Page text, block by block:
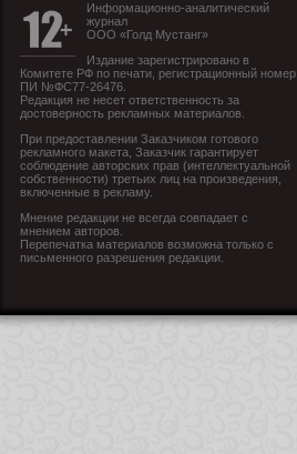
Информационно-аналитический
журнал
ООО «Голд Мустанг»
Издание зарегистрировано в
Комитете РФ по печати, регистрационный номер
ПИ №ФС77-26476.
Редакция не несет ответственность за
достоверность рекламных материалов.
При предоставлении Заказчиком готового
рекламного макета, Заказчик гарантирует
соблюдение авторских прав (интеллектуальной
собственности) третьих лиц на произведения,
включенные в рекламу.
Мнение редакции не всегда совпадает с
мнением авторов.
Перепечатка материалов возможна только с
письменного разрешения редакции.